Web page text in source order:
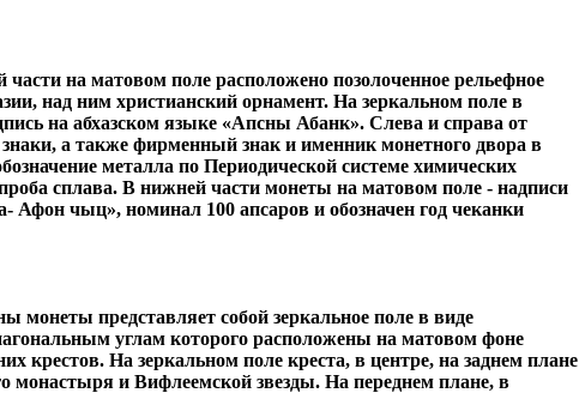
части на матовом поле расположено позолоченное рельефное
над ним христианский орнамент. На зеркальном поле в
на абхазском языке «Апсны Абанк». Слева и справа от
а также фирменный знак и именник монетного двора в
металла по Периодической системе химических
сплава. В нижней части монеты на матовом поле - надписи
Афон чыц», номинал 100 апсаров и обозначен год чеканки
монеты представляет собой зеркальное поле в виде
углам которого расположены на матовом фоне
крестов. На зеркальном поле креста, в центре, на заднем плане
монастыря и Вифлеемской звезды. На переднем плане, в